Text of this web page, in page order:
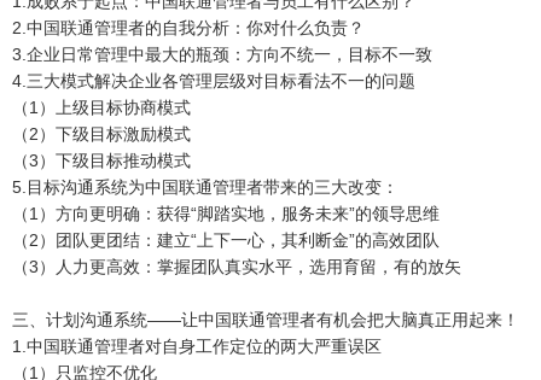
2.中国联通管理者的自我分析：你对什么负责？
3.企业日常管理中最大的瓶颈：方向不统一，目标不一致
4.三大模式解决企业各管理层级对目标看法不一的问题
（1）上级目标协商模式
（2）下级目标激励模式
（3）下级目标推动模式
5.目标沟通系统为中国联通管理者带来的三大改变：
（1）方向更明确：获得“脚踏实地，服务未来”的领导思维
（2）团队更团结：建立“上下一心，其利断金”的高效团队
（3）人力更高效：掌握团队真实水平，选用育留，有的放矢
三、计划沟通系统——让中国联通管理者有机会把大脑真正用起来！
1.中国联通管理者对自身工作定位的两大严重误区
（1）只监控不优化